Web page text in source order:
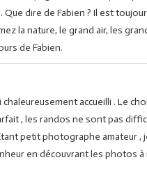
dire de Fabien ? Il est
la nature, le grand air, les
de Fabien.
chaleureusement accueilli . Le
, les randos ne sont pas
petit photographe amateur ,
en découvrant les photos